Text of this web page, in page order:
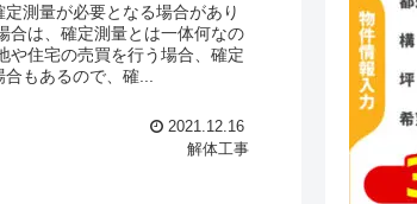
測量が必要となる場合があり
合は、確定測量とは一体何なの
や住宅の売買を行う場合、確定
もあるので、確...
2021.12.16
解体工事